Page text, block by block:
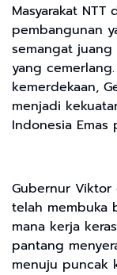
Masyarakat
pembangunan
semangat
yang
kemerdekaan,
menjadi
Indonesia
Gubernur Viktor
telah membuka
mana kerja
pantang
menuju puncak